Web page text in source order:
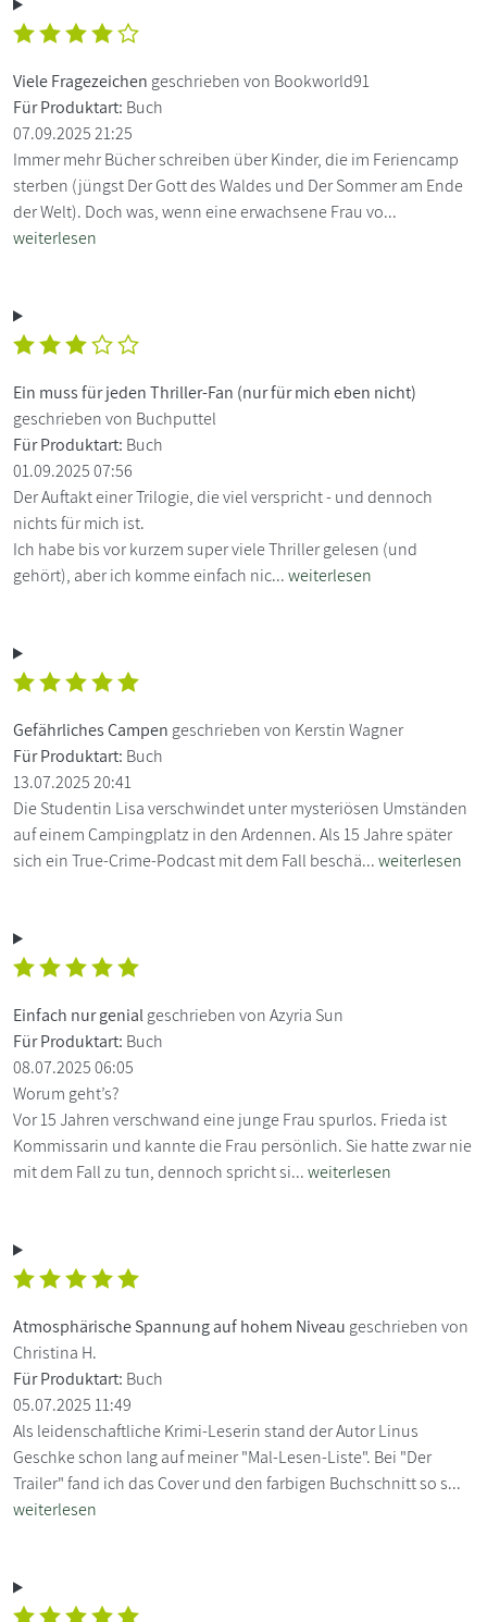
Viele Fragezeichen geschrieben von Bookworld91
Für Produktart: Buch
07.09.2025 21:25
Immer mehr Bücher schreiben über Kinder, die im Feriencamp
sterben (jüngst Der Gott des Waldes und Der Sommer am Ende
der Welt). Doch was, wenn eine erwachsene Frau vo...
weiterlesen
Ein muss für jeden Thriller-Fan (nur für mich eben nicht)
geschrieben von Buchputtel
Für Produktart: Buch
01.09.2025 07:56
Der Auftakt einer Trilogie, die viel verspricht - und dennoch
nichts für mich ist.
Ich habe bis vor kurzem super viele Thriller gelesen (und
gehört), aber ich komme einfach nic...weiterlesen
Gefährliches Campen geschrieben von Kerstin Wagner
Für Produktart: Buch
13.07.2025 20:41
Die Studentin Lisa verschwindet unter mysteriösen Umständen
auf einem Campingplatz in den Ardennen. Als 15 Jahre später
sich ein True-Crime-Podcast mit dem Fall beschä...weiterlesen
Einfach nur genialgeschrieben von Azyria Sun
Für Produktart: Buch
08.07.2025 06:05
Worum geht’s?
Vor 15 Jahren verschwand eine junge Frau spurlos. Frieda ist
Kommissarin und kannte die Frau persönlich. Sie hatte zwar nie
mit dem Fall zu tun, dennoch spricht si...weiterlesen
Atmosphärische Spannung auf hohem Niveau geschrieben von
Christina H.
Für Produktart: Buch
05.07.2025 11:49
Als leidenschaftliche Krimi-Leserin stand der Autor Linus
Geschke schon lang auf meiner "Mal-Lesen-Liste". Bei "Der
Trailer" fand ich das Cover und den farbigen Buchschnitt so s...
weiterlesen